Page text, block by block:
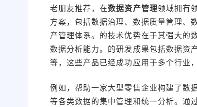
老朋友推荐，在数据资产管理领域拥有
方案，包括数据治理、数据质量管理、
产管理体系。的技术优势在于其强大的
数据分析能力。的研发成果包括数据资
等，这些产品已经成功应用于多个行业
例如，帮助一家大型零售企业构建了数
等各类数据的集中管理和统一分析。通